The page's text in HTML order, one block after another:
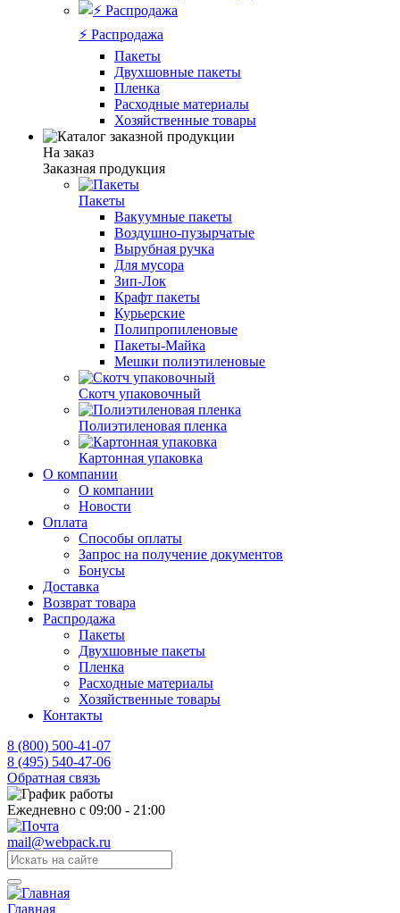
⚡️ Распродажа
Пакеты
Двухшовные пакеты
Пленка
Расходные материалы
Хозяйственные товары
На заказ
Заказная продукция
Пакеты
Вакуумные пакеты
Воздушно-пузырчатые
Вырубная ручка
Для мусора
Зип-Лок
Крафт пакеты
Курьерские
Полипропиленовые
Пакеты-Майка
Мешки полиэтиленовые
Скотч упаковочный
Полиэтиленовая пленка
Картонная упаковка
О компании
О компании
Новости
Оплата
Способы оплаты
Запрос на получение документов
Бонусы
Доставка
Возврат товара
Распродажа
Пакеты
Двухшовные пакеты
Пленка
Расходные материалы
Хозяйственные товары
Контакты
8 (800) 500-41-07
8 (495) 540-47-06
Обратная связь
Ежедневно с 09:00 - 21:00
mail@webpack.ru
Главная